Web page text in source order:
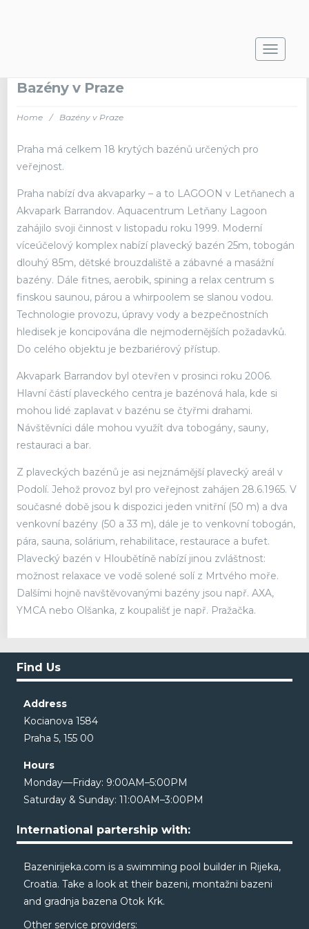
Toggle
Bazény v Praze
Home / Bazény v Praze
Praha má celkem 18 krytých bazénů určených pro
veřejnost.
Praha nabízí dva akvaparky – a to LAGOON v Letňanech a
Akvapark Barrandov. Aquacentrum Letňany Lagoon
zahájilo svoji činnost v listopadu roku 1999. Moderní
víceúčelový komplex nabízí plavecký bazén 25m, tobogán
dlouhý 85m, dětské brouzdaliště a zábavné a masážní
bazény. Dále fitnes, aerobik, spining a relax centrum s
finskou saunou, párou a whirpoolem se slanou vodou.
Technologie provozu, úpravy vody a bezpečnostních
hledisek je koncipována dle nejmodernějších požadavků.
Do celého objektu je bezbariérový přístup.
Akvapark Barrandov byl otevřen v prosinci roku 2006.
Hlavní částí plaveckého centra je bazénová hala, kde si
mohou lidé zaplavat v bazénu se čtyřmi drahami.
Návštěvníci dále mohou využít dva tobogány, sauny,
restauraci a bar.
Z plaveckých bazénů je asi nejznámější plavecký areál v
Podolí. Jehož provoz byl pro veřejnost zahájen 28.6.1965. V
současné době jsou k dispozici jeden vnitřní (50 m) a dva
venkovní bazény (50 a 33 m), dále je to venkovní tobogán,
pára, sauna, solárium, rehabilitace, restaurace a bufet.
Plavecký bazén v Hloubětíně nabízí jinou zvláštnost:
možnost relaxace ve vodě solené solí z Mrtvého moře.
Dalšími hojně navštěvovanými bazény jsou např. AXA,
YMCA nebo Olšanka, z koupališť je např. Pražačka.
Find Us
Address
Kocianova 1584
Praha 5, 155 00
Hours
Monday—Friday: 9:00AM–5:00PM
Saturday & Sunday: 11:00AM–3:00PM
International partership with:
Bazenirijeka.com is a swimming pool builder in Rijeka,
Croatia. Take a look at theirbazeni, montažni bazeni
and gradnja bazena Otok Krk.
Other service providers: